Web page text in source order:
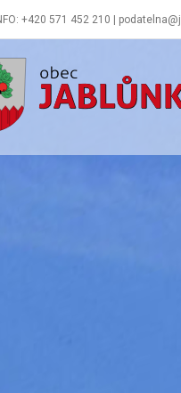
+420 571 452 210 |